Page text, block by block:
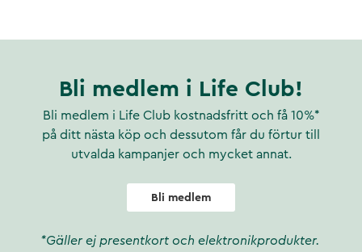
Bli medlem i Life Club!
Bli medlem i Life Club kostnadsfritt och få 10%*
på ditt nästa köp och dessutom får du förtur till
utvalda kampanjer och mycket annat.
Bli medlem
*Gäller ej presentkort och elektronikprodukter.